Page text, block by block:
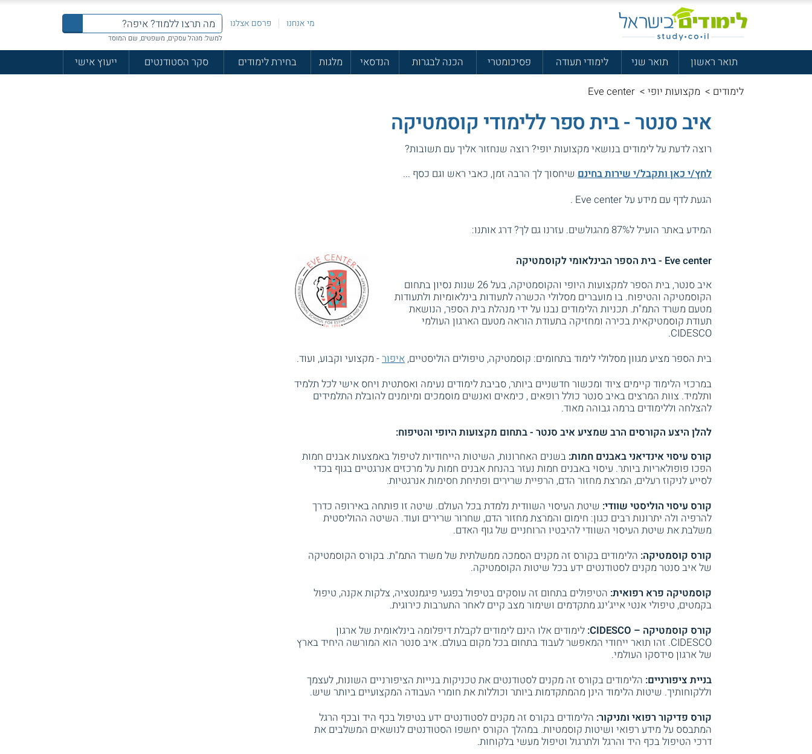
מי אנחנו פרסם אצלנו
למשל: מנהל עסקים, משפטים, שם המוסד
תואר ראשון תואר שני לימודי תעודה פסיכומטרי הכנה לבגרות הנדסאי מלגות בחירת לימודים סקר הסטודנטים
ייעוץ אישי
לימודים > מקצועות יופי >
Eve center
איב סנטר - בית ספר ללימודי קוסמטיקה
רוצה לדעת על לימודים בנושאי מקצועות יופי? רוצה שנחזור אליך עם תשובות?
לחץ/י כאן ותקבל/י שירות בחינם שיחסוך לך הרבה זמן, כאבי ראש וגם כסף ...
הגעת לדף עם מידע על Eve center .
המידע באתר הועיל ל87% מהגולשים.
עזרנו גם לך? דרג אותנו:
Eve center - בית הספר הבינלאומי לקוסמטיקה
איב סנטר, בית הספר למקצועות היופי והקוסמטיקה, בעל 26 שנות נסיון בתחום
הקוסמטיקה והטיפוח. בו מועברים מסלולי הכשרה לתעודות בינלאומיות ולתעודות
מטעם משרד התמ"ת. תכניות הלימודים נבנו על ידי מנהלת בית הספר, הנושאת
תעודת קוסמטיקאית בכירה ומחזיקה בתעודת הוראה מטעם הארגון העולמי
CIDESCO.
בית הספר מציע מגוון מסלולי לימוד בתחומים: קוסמטיקה, טיפולים הוליסטיים,איפור- מקצועי וקבוע, ועוד.
במרכזי הלימוד קיימים ציוד ומכשור חדשניים ביותר, סביבת לימודים נעימה ואסתטית ויחס אישי לכל תלמיד
ותלמיד. צוות המרצים באיב סנטר כולל רופאים , כימאים ואנשים מוסמכים ומיומנים להובלת התלמידים
להצלחה וללימודים ברמה גבוהה מאוד.
להלן היצע הקורסים הרב שמציע איב סנטר - בתחום מקצועות היופי והטיפוח:
קורס עיסוי אינדיאני באבנים חמות: בשנים האחרונות, השיטות הייחודיות לטיפול באמצעות אבנים חמות
הפכו פופולאריות ביותר. עיסוי באבנים חמות נעזר בהנחת אבנים חמות על מרכזים אנרגטיים בגוף בכדי
לסייע לניקוז רעלים, המרצת מחזור הדם, הרפיית שרירים ופתיחת חסימות אנרגטיות.
קורס עיסוי הוליסטי שוודי: שיטת העיסוי השוודית נלמדת בכל העולם. שיטה זו פותחה באירופה כדרך
להרפיה ולה יתרונות רבים כגון: חימום והמרצת מחזור הדם, שחרור שרירים ועוד. השיטה ההוליסטית
משלבת את שיטת העיסוי השוודי להיבטיו הרוחניים של גוף האדם.
קורס קוסמטיקה: הלימודים בקורס זה מקנים הסמכה ממשלתית של משרד התמ"ת. בקורס הקוסמטיקה
של איב סנטר מקנים לסטודנטים ידע בכל שיטות הקוסמטיקה.
קוסמטיקה פרא רפואית: הטיפולים בתחום זה עוסקים בטיפול בפגעי פיגמנטציה, צלקות אקנה, טיפול
בקמטים, טיפולי אנטי אייג’ינג מתקדמים ושימור מצב קיים לאחר התערבות כירוגית.
קורס קוסמטיקה – CIDESCO:
לימודים אלו הינם לימודים לקבלת דיפלומה בינלאומית של ארגון
CIDESCO. זהו תואר ייחודי המאפשר לעבוד בתחום בכל מקום בעולם. איב סנטר הוא המורשה היחיד בארץ
של ארגון סידסקו העולמי.
בניית ציפורניים: הלימודים בקורס זה מקנים לסטודנטים את טכניקות בנייות הציפורניים השונות, לעצמך
וללקוחותיך. שיטות הלימוד הינן מהמתקדמות ביותר וכוללות את חומרי העבודה המקצועיים ביותר שיש.
קורס פדיקור רפואי ומניקור: הלימודים בקורס זה מקנים לסטודנטים ידע בטיפול בכף היד ובכף הרגל
המתבסס על מידע רפואי ושיטות קוסמטיות. במהלך הקורס יחשפו הסטודנטים לנושאים המשלבים את
דרכי הטיפול בכף היד והרגל ולתרגול וטיפול מעשי בלקוחות.